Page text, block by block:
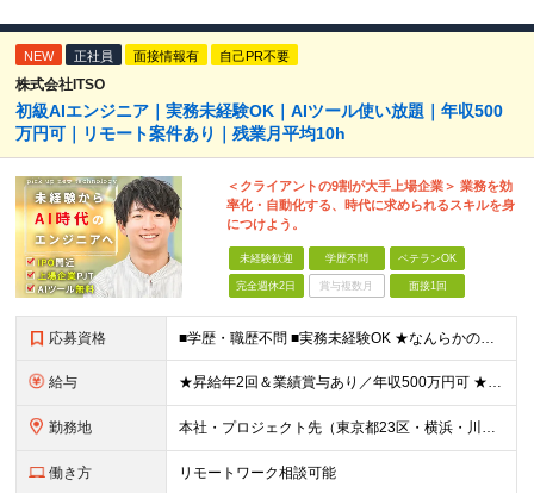
NEW 正社員 面接情報有 自己PR不要
株式会社ITSO
初級AIエンジニア｜実務未経験OK｜AIツール使い放題｜年収500
万円可｜リモート案件あり｜残業月平均10h
＜クライアントの9割が大手上場企業＞ 業務を効
率化・自動化する、時代に求められるスキルを身
につけよう。
未経験歓迎 学歴不問 ベテランOK
完全週休2日 賞与複数月 面接1回
応募資格 ■学歴・職歴不問 ■実務未経験OK ★なんらかのプログラミングを学習した方（独学/スクールなどは不問）を歓迎します！ ┗Python、Java、Javascript、VBA、GASなど ≪以下のよう
給与 ★昇給年2回＆業績賞与あり／年収500万円可 ★前職給与を考慮 ★ストックオプション付与あり（IPO間近） ★昇給制度あり ┗入社6カ月後に3％以上の昇給があります。その後、業績に合わせて適宜、昇給し
勤務地 本社・プロジェクト先（東京都23区・横浜・川崎・千葉・埼玉が中心）いずれかでの勤務となります（常駐は全体の1割程度！） 《本社》東京都港区虎ノ門3-5-1 虎ノ門37森ビル12F ※(変更の範囲)
働き方 リモートワーク相談可能